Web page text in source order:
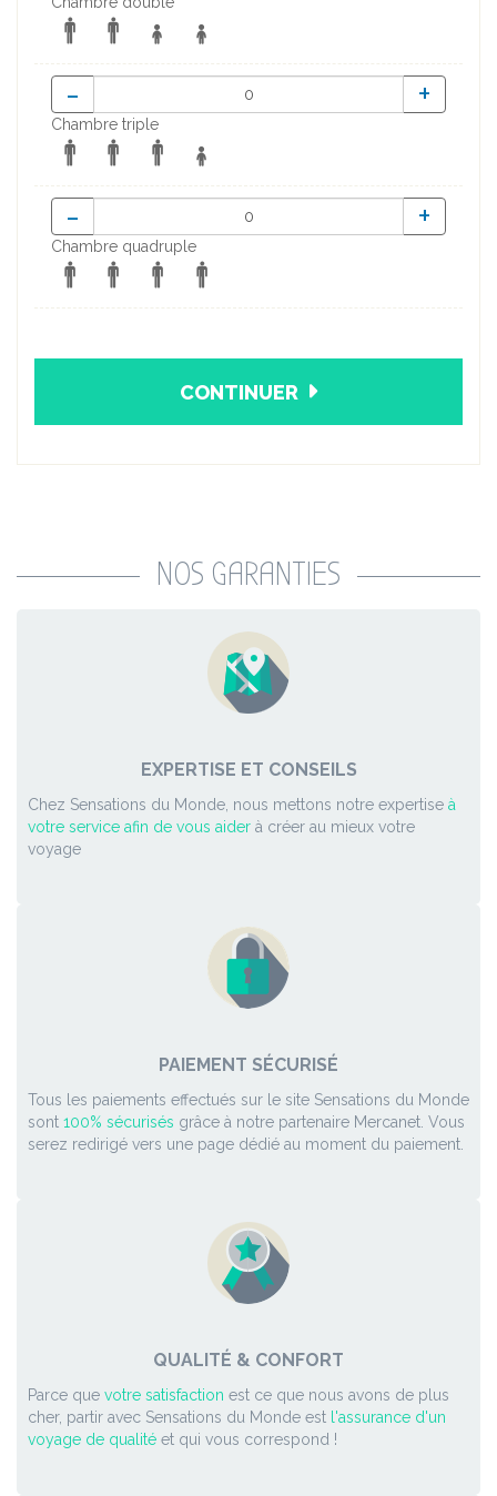
- +
Chambre triple
- +
Chambre quadruple
CONTINUER
NOS GARANTIES
EXPERTISE ET CONSEILS
Chez Sensations du Monde, nous mettons notre expertise à
votre service afin de vous aider à créer au mieux votre
voyage
PAIEMENT SÉCURISÉ
Tous les paiements effectués sur le site Sensations du Monde
sont 100% sécurisés grâce à notre partenaire Mercanet. Vous
serez redirigé vers une page dédié au moment du paiement.
QUALITÉ & CONFORT
Parce que votre satisfaction est ce que nous avons de plus
cher, partir avec Sensations du Monde est l'assurance d'un
voyage de qualité et qui vous correspond !